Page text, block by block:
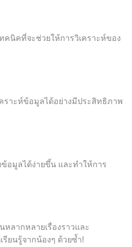
คนิคที่จะช่วยให้การวิเคราะห์ของ
ราะห์ข้อมูลได้อย่างมีประสิทธิภาพ
อมูลได้ง่ายขึ้น และทำให้การ
ลากหลายเรื่องราวและ
ยนรู้จากน้องๆ ด้วยซ้ำ!